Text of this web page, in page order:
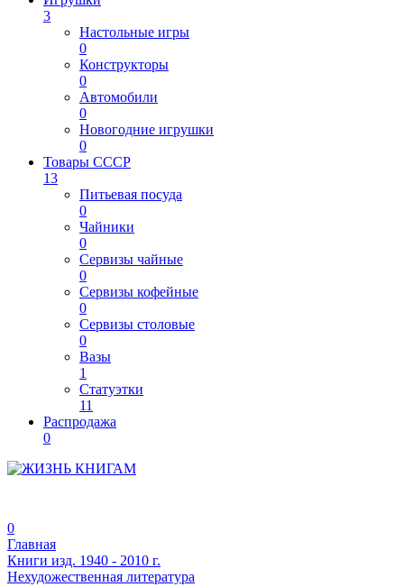
3
Настольные игры
0
Конструкторы
0
Автомобили
0
Новогодние игрушки
0
Товары СССР
13
Питьевая посуда
0
Чайники
0
Сервизы чайные
0
Сервизы кофейные
0
Сервизы столовые
0
Вазы
1
Статуэтки
11
Распродажа
0
0
Главная
Книги изд. 1940 - 2010 г.
Нехудожественная литература